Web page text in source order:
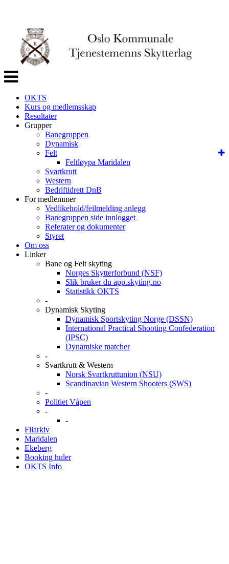
Veksle
navigasjon
OKTS
Kurs og medlemsskap
Resultater
Grupper
Banegruppen
Dynamisk
Felt
Feltløypa Maridalen
Svartkrutt
Western
Bedriftidrett DnB
For medlemmer
Vedlikehold/feilmelding anlegg
Banegruppen side innlogget
Referater og dokumenter
Styret
Om oss
Linker
Bane og Felt skyting
Norges Skytterforbund (NSF)
Slik bruker du app.skyting.no
Statistikk OKTS
-
Dynamisk Skyting
Dynamisk Sportskyting Norge (DSSN)
International Practical Shooting Confederation
(IPSC)
Dynamiske matcher
-
Svartkrutt & Western
Norsk Svartkruttunion (NSU)
Scandinavian Western Shooters (SWS)
-
Politiet Våpen
-
-
Filarkiv
Maridalen
Ekeberg
Booking huler
OKTS Info